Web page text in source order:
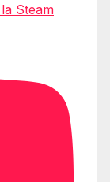
Steam